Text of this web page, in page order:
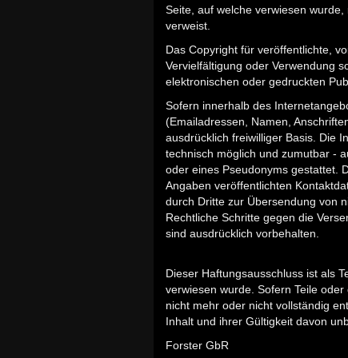
Seite, auf welche verwiesen
verweist.
Das Copyright für veröffentlichte,
Vervielfältigung oder Verwendung
elektronischen oder gedruckten
Sofern innerhalb des
(Emailadressen, Namen,
ausdrücklich freiwilliger Basis. Die
technisch möglich und zumutbar -
oder eines Pseudonyms gestattet.
Angaben veröffentlichten
durch Dritte zur Übersendung von
Rechtliche Schritte gegen die
sind ausdrücklich vorbehalten.
Dieser Haftungsausschluss ist als
verwiesen wurde. Sofern Teile
nicht mehr oder nicht vollständig
Inhalt und ihrer Gültigkeit davon
Forster GbR